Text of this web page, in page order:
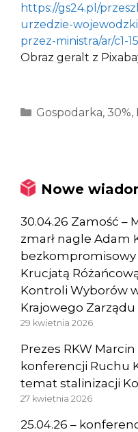
https://gs24.pl/
urzedzie-
przez-ministra/ar/c1-
Obraz geralt z
Kategorie
Gospodarka, 30%,
Nowe
30.04.26 Zamość –
zmarł nagle Adam
Krucjatą
Kontroli Wyborów
Krajowego Zarządu
29 kwietnia 2026
Prezes RKW
konferencji Ruchu
temat stalinizacji
27 kwietnia 2026
25.04.26 –